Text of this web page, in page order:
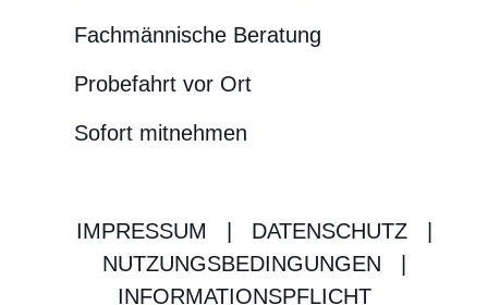
Fachmännische Beratung
Probefahrt vor Ort
Sofort mitnehmen
IMPRESSUM DATENSCHUTZ
NUTZUNGSBEDINGUNGEN
INFORMATIONSPFLICHT